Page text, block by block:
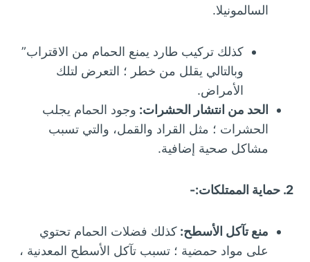
السالمونيلا.
كذلك تركيب طارد يمنع الحمام من الاقتراب”
وبالتالي يقلل من خطر ؛ التعرض لتلك
الأمراض.
الحد من انتشار الحشرات: وجود الحمام يجلب
الحشرات ؛ مثل القراد والقمل، والتي تسبب
مشاكل صحية إضافية.
2. حماية الممتلكات:-
منع تآكل الأسطح: كذلك فضلات الحمام تحتوي
على مواد حمضية ؛ تسبب تآكل الأسطح المعدنية ،